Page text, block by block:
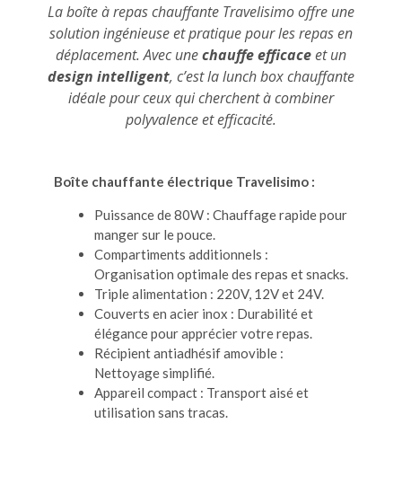
La boîte à repas chauffante Travelisimo offre une
solution ingénieuse et pratique pour les repas en
déplacement. Avec unechauffe efficaceet un
design intelligent, c’est la lunch box chauffante
idéale pour ceux qui cherchent à combiner
polyvalence et efficacité.
Boîte chauffante électrique Travelisimo :
Puissance de 80W : Chauffage rapide pour
manger sur le pouce.
Compartiments additionnels :
Organisation optimale des repas et snacks.
Triple alimentation : 220V, 12V et 24V.
Couverts en acier inox : Durabilité et
élégance pour apprécier votre repas.
Récipient antiadhésif amovible :
Nettoyage simplifié.
Appareil compact : Transport aisé et
utilisation sans tracas.